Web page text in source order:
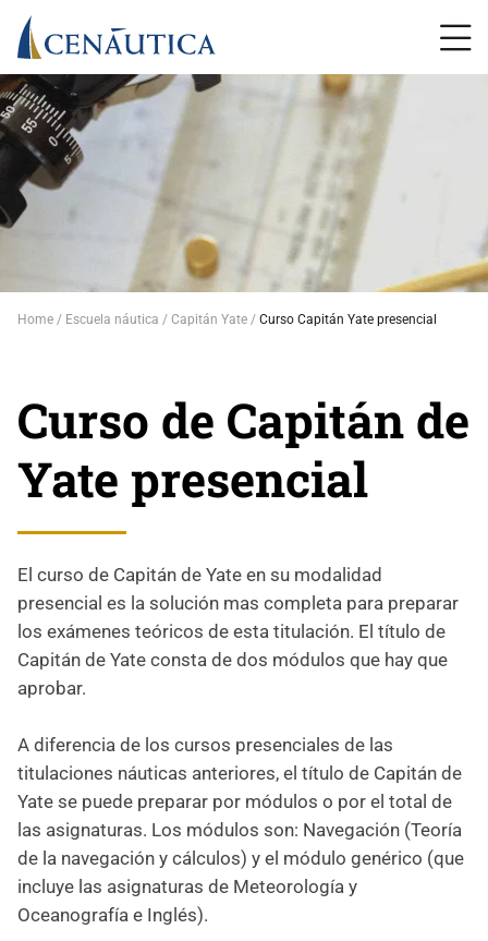
Home Escuela náutica Capitán Yate Curso Capitán Yate presencial
Curso de Capitán de
Yate presencial
El curso de Capitán de Yate en su modalidad
presencial es la solución mas completa para preparar
los exámenes teóricos de esta titulación. El título de
Capitán de Yate consta de dos módulos que hay que
aprobar.
A diferencia de los cursos presenciales de las
titulaciones náuticas anteriores, el título de Capitán de
Yate se puede preparar por módulos o por el total de
las asignaturas. Los módulos son: Navegación (Teoría
de la navegación y cálculos) y el módulo genérico (que
incluye las asignaturas de Meteorología y
Oceanografía e Inglés).